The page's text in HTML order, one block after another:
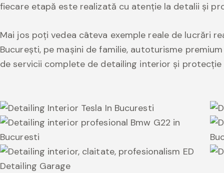
fiecare etapă este realizată cu atenție la detalii și
Mai jos poți vedea câteva exemple reale de lucrări
București, pe mașini de familie, autoturisme
de servicii complete de detailing interior și protecție